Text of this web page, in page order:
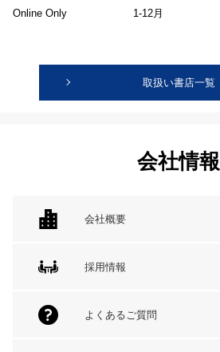
Online Only 1-12月
取扱い書店一覧
会社情報
会社概要
採用情報
よくあるご質問